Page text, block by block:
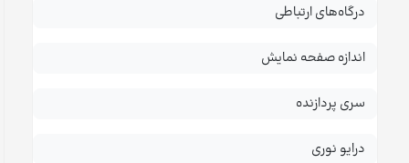
درگاه‌های ارتباطی
اندازه صفحه نمایش
سری پردازنده
درایو نوری